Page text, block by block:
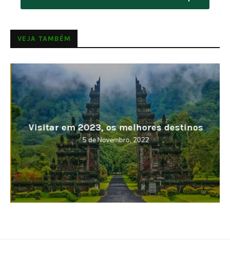
VEJA TAMBÉM
Visitar em 2023, os melhores destinos
5 de Novembro, 2022